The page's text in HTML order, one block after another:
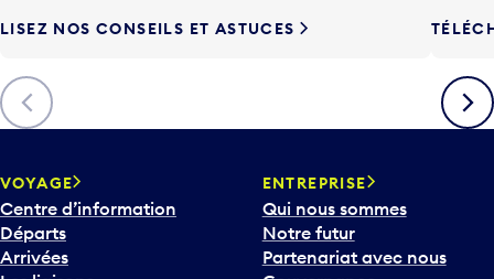
Précédent
LISEZ NOS CONSEILS ET ASTUCES
VOYAGE
Centre d’information
Départs
Arrivées
ENTREPRISE
Qui nous sommes
Notre futur
Partenariat avec nous